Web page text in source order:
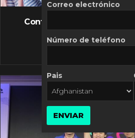
FLASH NEWS
Controversia de Mercado
10 MARZO,
Correo electrónico
Número de teléfono
Pais
ENVIAR